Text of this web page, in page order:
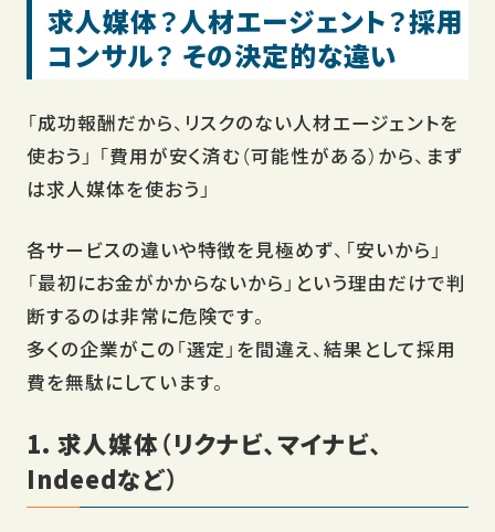
求人媒体？人材エージェント？採用
コンサル？ その決定的な違い
「成功報酬だから、リスクのない人材エージェントを
使おう」 「費用が安く済む（可能性がある）から、まず
は求人媒体を使おう」
各サービスの違いや特徴を見極めず、「安いから」
「最初にお金がかからないから」という理由だけで判
断するのは非常に危険です。
多くの企業がこの「選定」を間違え、結果として採用
費を無駄にしています。
1. 求人媒体（リクナビ、マイナビ、
Indeedなど）